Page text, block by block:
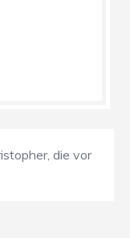
die vor